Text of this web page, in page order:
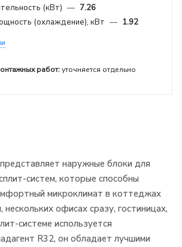
(кВт) — 7.26
(охлаждение), кВт — 1.92
работ:уточняется отдельно
наружные блоки для
систем, которые способны
микроклимат в коттеджах
офисах сразу, гостиницах,
системе используется
R32, он обладает лучшими